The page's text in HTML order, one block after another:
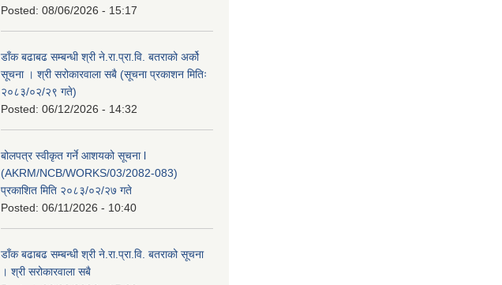
Posted: 08/06/2026 - 15:17
डाँक बढाबढ सम्बन्धी श्री ने.रा.प्रा.वि. बतराको अर्को
सूचना । श्री सरोकारवाला सबै (सूचना प्रकाशन मितिः
२०८३/०२/२९ गते)
Posted: 06/12/2026 - 14:32
बोलपत्र स्वीकृत गर्ने आशयको सूचना l
(AKRM/NCB/WORKS/03/2082-083)
प्रकाशित मिति २०८३/०२/२७ गते
Posted: 06/11/2026 - 10:40
डाँक बढाबढ सम्बन्धी श्री ने.रा.प्रा.वि. बतराको सूचना
। श्री सरोकारवाला सबै